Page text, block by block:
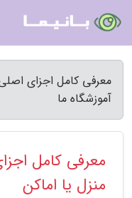
معرفی کامل اجزای
آموزشگاه ما
معرفی کامل
منزل یا اماکن